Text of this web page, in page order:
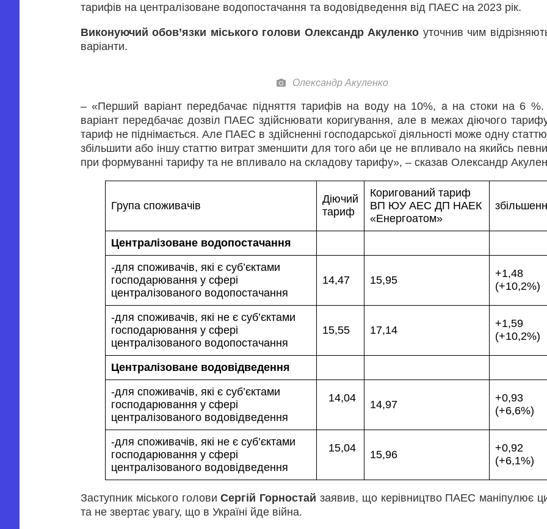
тарифів на централізоване водопостачання та водовідведення від ПАЕС на 2023 рік.
Виконуючий обов’язки міського голови Олександр Акуленко уточнив чим
варіанти.
Олександр Акуленко
– «Перший варіант передбачає підняття тарифів на воду на 10%, а на стоки на 6 %.
варіант передбачає дозвіл ПАЕС здійснювати коригування, але в межах діючого
тариф не піднімається. Але ПАЕС в здійсненні господарської діяльності може одну
збільшити або іншу статтю витрат зменшити для того аби це не впливало на якийсь
при формуванні тарифу та не впливало на складову тарифу», – сказав Олександр
Група споживачів
Діючий
тариф
Коригований тариф
ВП ЮУ АЕС ДП НАЕК
«Енергоатом»
Централізоване водопостачання
-для споживачів, які є суб’єктами
господарювання у сфері
централізованого водопостачання
14,47 15,95
+1,48
(+10,2%)
-для споживачів, які не є суб’єктами
господарювання у сфері
централізованого водопостачання
15,55 17,14
+1,59
(+10,2%)
Централізоване водовідведення
-для споживачів, які є суб’єктами
господарювання у сфері
централізованого водовідведення
14,04
14,97
+0,93
(+6,6%)
-для споживачів, які не є суб’єктами
господарювання у сфері
централізованого водовідведення
15,04
15,96
+0,92
(+6,1%)
Заступник міського головиСергій Горностай заявив, що керівництво ПАЕС маніпулює
та не звертає увагу, що в Україні йде війна.